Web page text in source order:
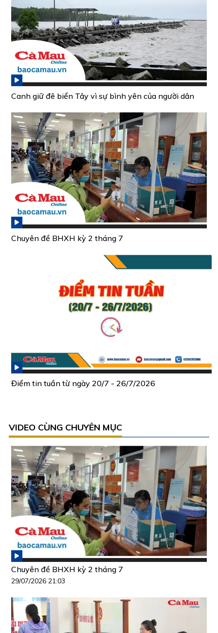
Canh giữ đê biển Tây vì sự bình yên của người dân
Chuyên đề BHXH kỳ 2 tháng 7
Điểm tin tuần từ ngày 20/7 - 26/7/2026
VIDEO CÙNG CHUYÊN MỤC
Chuyên đề BHXH kỳ 2 tháng 7
29/07/2026 21:03